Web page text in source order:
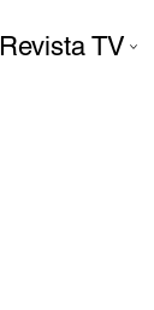
Revista TV